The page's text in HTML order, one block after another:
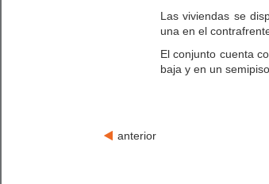
Las viviendas se
una en el
El conjunto cuenta
baja y en un
anterior